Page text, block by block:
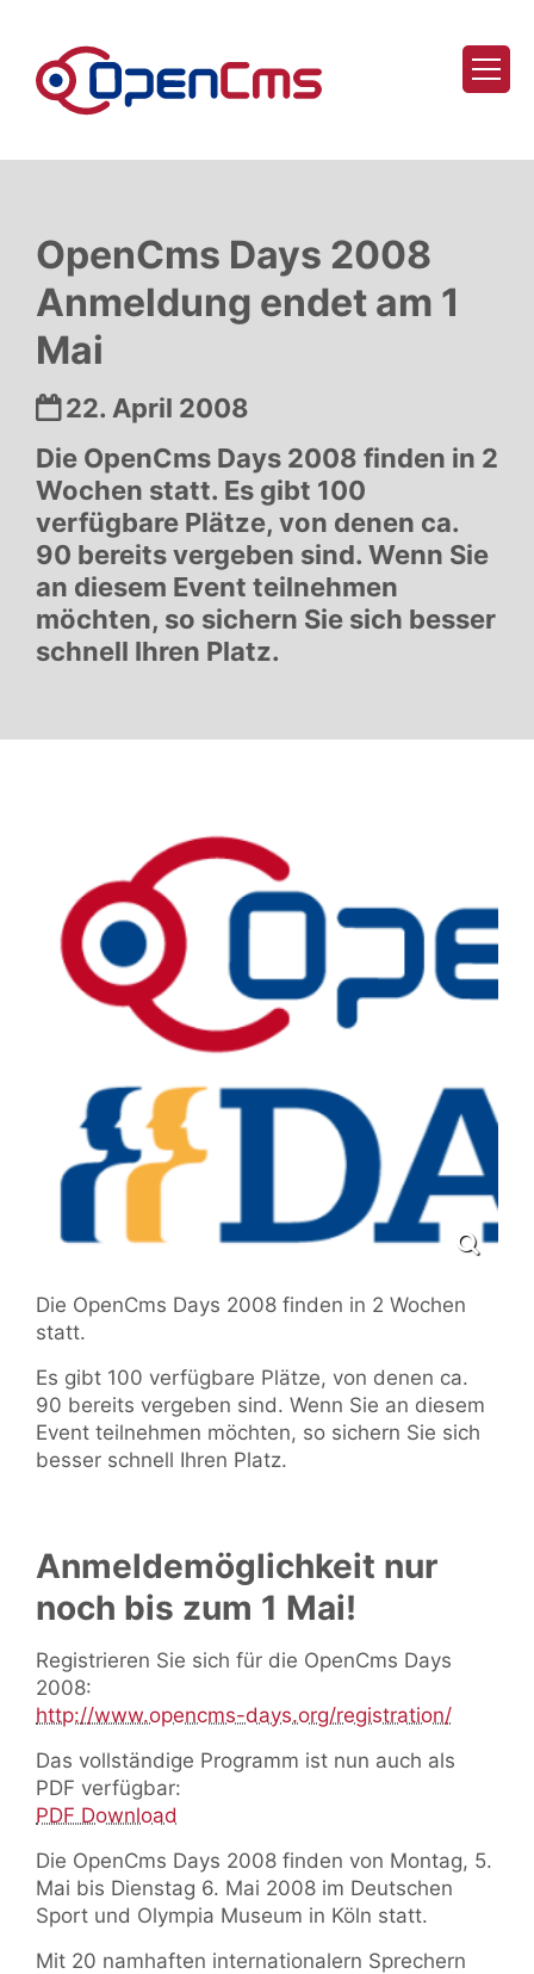
OpenCms Days 2008
Anmeldung endet am 1
Mai
Datum:
22. April 2008
Die OpenCms Days 2008 finden in 2
Wochen statt. Es gibt 100
verfügbare Plätze, von denen ca.
90 bereits vergeben sind. Wenn Sie
an diesem Event teilnehmen
möchten, so sichern Sie sich besser
schnell Ihren Platz.
Die OpenCms Days 2008 finden in 2 Wochen
statt.
Es gibt 100 verfügbare Plätze, von denen ca.
90 bereits vergeben sind. Wenn Sie an diesem
Event teilnehmen möchten, so sichern Sie sich
besser schnell Ihren Platz.
Anmeldemöglichkeit nur
noch bis zum 1 Mai!
Registrieren Sie sich für die OpenCms Days
2008:
http://www.opencms-days.org/registration/
Das vollständige Programm ist nun auch als
PDF verfügbar:
PDF Download
Die OpenCms Days 2008 finden von Montag, 5.
Mai bis Dienstag 6. Mai 2008 im Deutschen
Sport und Olympia Museum in Köln statt.
Mit 20 namhaften internationalern Sprechern